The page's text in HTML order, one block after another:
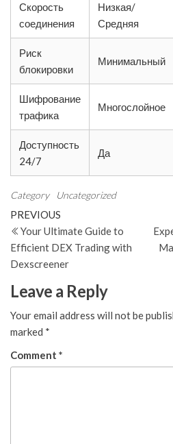
Скорость
соединения
Низкая/
Средняя
Риск
блокировки
Минимальный
Шифрование
трафика
Многослойное
Доступность
24/7
Да
Category Uncategorized
Post
navigation
Previous
Post
PREVIOUS
Your Ultimate Guide to
Efficient DEX Trading with
Dexscreener
Leave a Reply
Your email address will not be
marked *
Comment *